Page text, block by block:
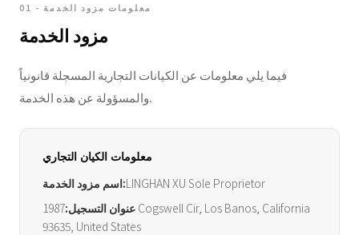
01 - معلومات مزود الخدمة
مزود الخدمة
فيما يلي معلومات عن الكيانات التجارية المسجلة قانونياً
والمسؤولة عن هذه الخدمة.
معلومات الكيان التجاري
اسم مزود الخدمة:LINGHAN XU Sole Proprietor
عنوان التسجيل:1987 Cogswell Cir, Los Banos, California
93635, United States